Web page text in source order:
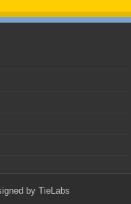
by TieLabs